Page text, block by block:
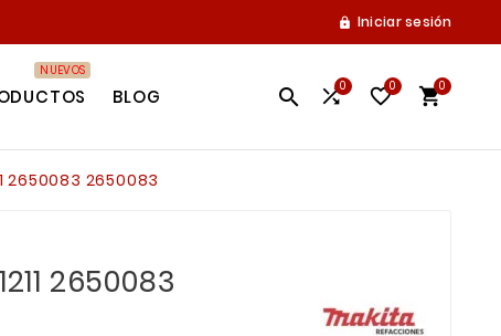
 Iniciar sesión
NUEVOS
BLOG  0 0 0
2650083 2650083
2650083